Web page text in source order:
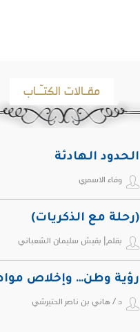
مقـالات الكتـّـاب
الحدود الهادئة
وفاء الاسمري
(رحلة مع الذكريات)
بقلم| بقيش سليمان الشعباني
رؤية وطن… وإخلاص
د / هاني بن ناصر الحتيرشي